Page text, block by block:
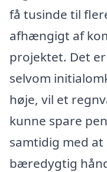
få tusinde til
afhængigt af
projektet. Det
selvom
høje, vil et
kunne spare
samtidig med
bæredygtig